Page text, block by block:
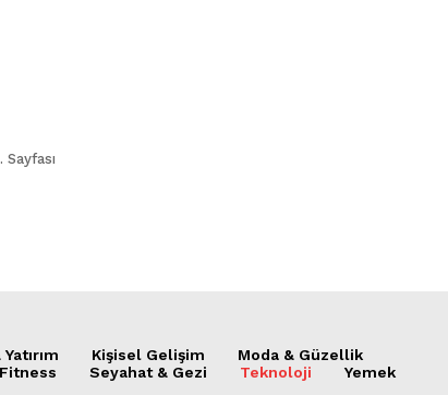
Sayfası
Kişisel Gelişim
Moda & Güzellik
Seyahat & Gezi Teknoloji Yemek